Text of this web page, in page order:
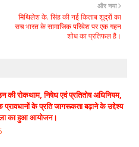
और नया
मिथिलेश के. सिंह की नई किताब शूद्रों का
सच भारत के सामाजिक परिवेश पर एक गहन
शोध का प्रतिफल है।
की रोकथाम, निषेध एवं प्रतितोष अधिनियम,
के प्रति जागरूकता बढ़ाने के उद्देश्य
का हुआ आयोजन।